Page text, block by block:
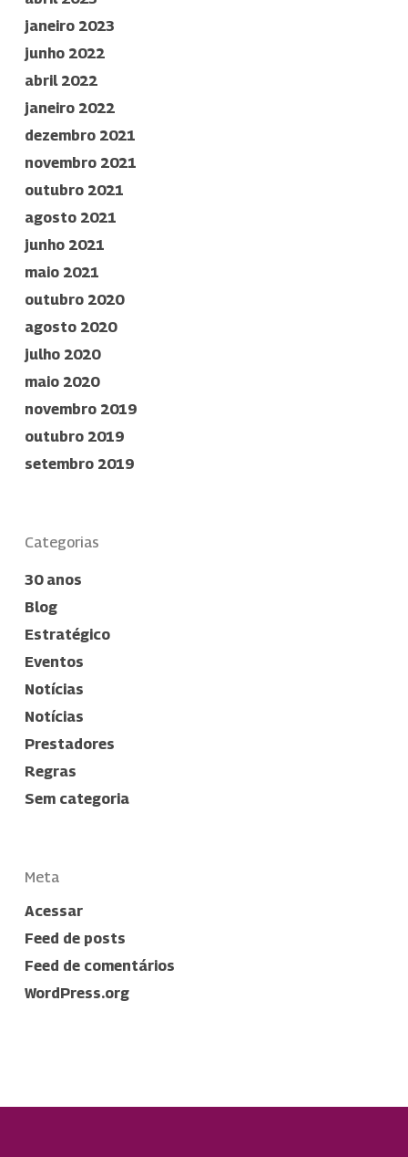
janeiro 2023
junho 2022
abril 2022
janeiro 2022
dezembro 2021
novembro 2021
outubro 2021
agosto 2021
junho 2021
maio 2021
outubro 2020
agosto 2020
julho 2020
maio 2020
novembro 2019
outubro 2019
setembro 2019
Categorias
30 anos
Blog
Estratégico
Eventos
Notícias
Notícias
Prestadores
Regras
Sem categoria
Meta
Acessar
Feed de posts
Feed de comentários
WordPress.org